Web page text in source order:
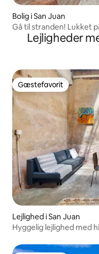
Bolig i San Juan
Gå til stranden! Lukket
hyggeligt
Lejligheder
Gæstefavorit
Gæstefavorit
Lejlighed i San Juan
Hyggelig lejlighed med